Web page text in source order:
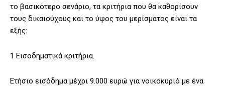
το βασικότερο σενάριο, τα κριτήρια που θα καθορίσουν
τους δικαιούχους και το ύψος του μερίσματος είναι τα
εξής:
1 Εισοδηματικά κριτήρια.
Ετήσιο εισόδημα μέχρι 9.000 ευρώ για νοικοκυριό με ένα